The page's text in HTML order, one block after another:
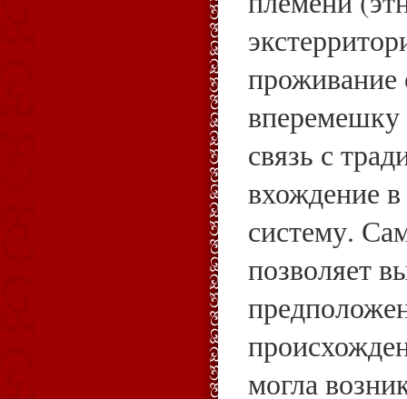
проживание
вперемешку
связь с
вхождение
систему.
позволяет
могла